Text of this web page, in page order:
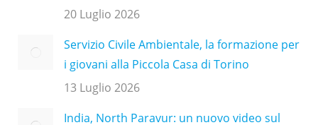
20 Luglio 2026
Servizio Civile Ambientale, la formazione per
i giovani alla Piccola Casa di Torino
13 Luglio 2026
India, North Paravur: un nuovo video sul